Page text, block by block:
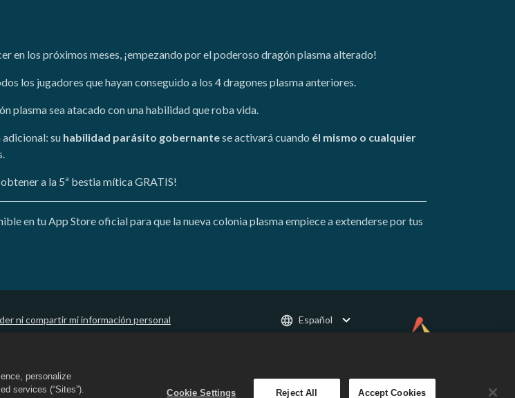
en los próximos meses, ¡empezando por el poderoso dragón plasma alterado!
los jugadores que hayan conseguido a los 4 dragones plasma anteriores.
plasma sea atacado con una habilidad que roba vida.
adicional: su habilidad parásito gobernantese activará cuando él mismo o cualquier
a la 5ª bestia mítica GRATIS!
en tu App Store oficial para que la nueva colonia plasma empiece a extenderse por tus
ni compartir mi información personal
registradas de Social Point S.L. Reservados todos
Inc. Ofertas válidas solo dentro del juego de Dragon
Español
personalize
services (“Sites”).
Cookie Settings Reject All Accept Cookies